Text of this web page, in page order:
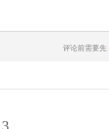
评论前需要先